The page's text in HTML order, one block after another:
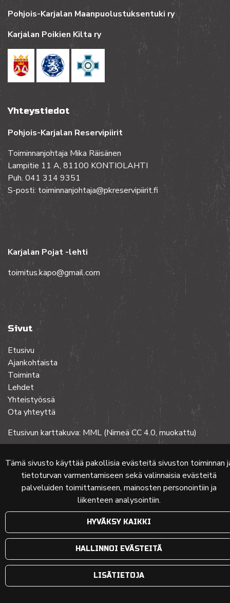
Tämä sivusto käyttää pakollisia evästeitä sivuston toiminnan
tietoturvan varmentamiseen sekä valinnaisia evästeitä
palveluiden toimittamiseen, mainosten personointiin ja
liikenteen analysointiin.
HYVÄKSY KAIKKI
HALLINNOI EVÄSTEITÄ
LISÄTIETOJA
Pohjois-Karjalan Maanpuolustuksentuki ry
Karjalan Poikien Kilta ry
Yhteystiedot
Pohjois-Karjalan Reservipiirit
Toiminnanjohtaja Mika Räisänen
Lampitie 11 A, 81100 KONTIOLAHTI
Puh. 041 314 9351
S-posti: toiminnanjohtaja@pkreservipiirit.fi
Karjalan Pojat -lehti
toimitus.kapo@gmail.com
Sivut
Etusivu
Ajankohtaista
Toiminta
Lehdet
Yhteistyössä
Ota yhteyttä
Etusivun karttakuva: MML (Nimeä CC 4.0, muokattu)
© 2024 PKMT | Verkkosivu atFlow Oy